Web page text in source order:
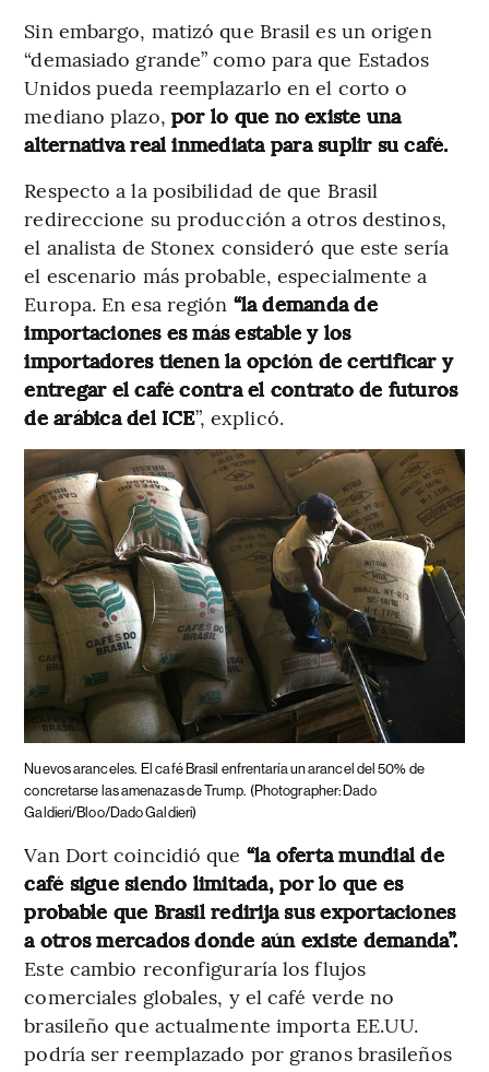
Sin embargo, matizó que Brasil es un origen
“demasiado grande” como para que Estados
Unidos pueda reemplazarlo en el corto o
mediano plazo, por lo que no existe una
alternativa real inmediata para suplir su café.
Respecto a la posibilidad de que Brasil
redireccione su producción a otros destinos,
el analista de Stonex consideró que este sería
el escenario más probable, especialmente a
Europa. En esa región “la demanda de
importaciones es más estable y los
importadores tienen la opción de certificar y
entregar el café contra el contrato de futuros
de arábica del ICE”, explicó.
Nuevos aranceles. El café Brasil enfrentaría un arancel del 50% de
concretarse las amenazas de Trump. (Photographer: Dado
Galdieri/Bloo/Dado Galdieri)
Van Dort coincidió que “la oferta mundial de
café sigue siendo limitada, por lo que es
probable que Brasil redirija sus exportaciones
a otros mercados donde aún existe demanda”.
Este cambio reconfiguraría los flujos
comerciales globales, y el café verde no
brasileño que actualmente importa EE.UU.
podría ser reemplazado por granos brasileños